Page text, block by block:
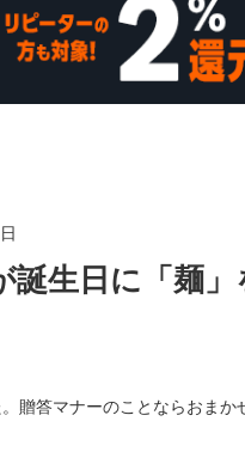
生日に「麺
贈答マナーのことならおまか